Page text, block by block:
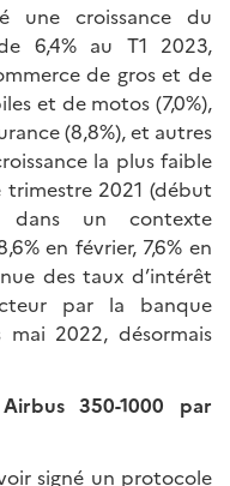
une croissance du
6,4% au T1 2023,
de gros et de
et de motos (7,0%),
(8,8%), et autres
la plus faible
trimestre 2021 (début
dans un contexte
en février, 7,6% en
des taux d’intérêt
par la banque
2022, désormais
350-1000 par
signé un protocole